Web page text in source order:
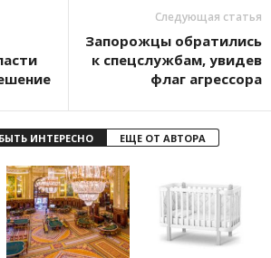
Следующая статья
Запорожцы обратились
к спецслужбам, увидев
флаг агрессора
ИНТЕРЕСНО ЕЩЕ ОТ АВТОРА